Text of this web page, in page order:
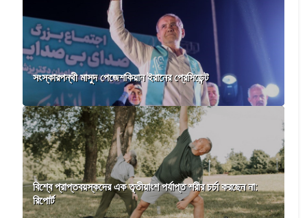
সংস্কারপন্থী মাসুদ পেজেশকিয়ান ইরানের প্রেসিডেন্ট
বিশ্বে প্রাপ্তবয়স্কদের এক তৃতীয়াংশ পর্যাপ্ত শরীর চর্চা করছেন না:
রিপোর্ট